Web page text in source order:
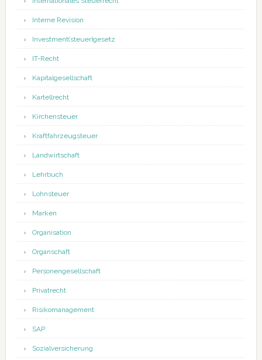
Interne Revision
Investment(steuer)gesetz
IT-Recht
Kapitalgesellschaft
Kartellrecht
Kirchensteuer
Kraftfahrzeugsteuer
Landwirtschaft
Lehrbuch
Lohnsteuer
Marken
Organisation
Organschaft
Personengesellschaft
Privatrecht
Risikomanagement
SAP
Sozialversicherung